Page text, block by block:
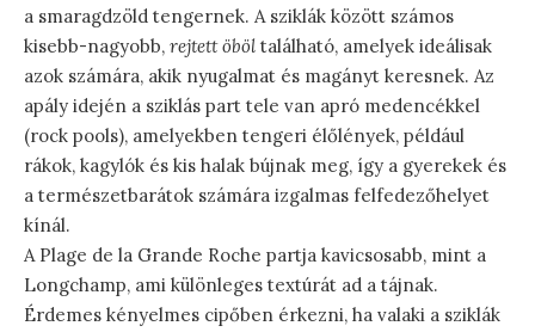
a smaragdzöld tengernek. A sziklák között számos
kisebb-nagyobb, rejtett öböl található, amelyek ideálisak
azok számára, akik nyugalmat és magányt keresnek. Az
apály idején a sziklás part tele van apró medencékkel
(rock pools), amelyekben tengeri élőlények, például
rákok, kagylók és kis halak bújnak meg, így a gyerekek és
a természetbarátok számára izgalmas felfedezőhelyet
kínál.
A Plage de la Grande Roche partja kavicsosabb, mint a
Longchamp, ami különleges textúrát ad a tájnak.
Érdemes kényelmes cipőben érkezni, ha valaki a sziklák